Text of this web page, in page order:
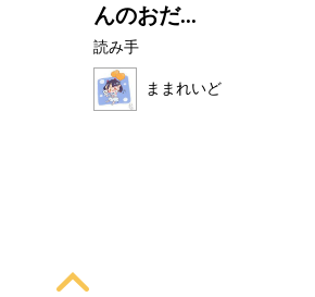
んのおだ...
読み手
ままれいど